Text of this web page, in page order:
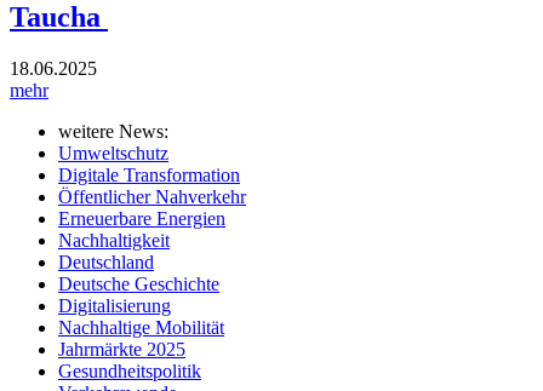
Taucha
18.06.2025
mehr
weitere News:
Umweltschutz
Digitale Transformation
Öffentlicher Nahverkehr
Erneuerbare Energien
Nachhaltigkeit
Deutschland
Deutsche Geschichte
Digitalisierung
Nachhaltige Mobilität
Jahrmärkte 2025
Gesundheitspolitik